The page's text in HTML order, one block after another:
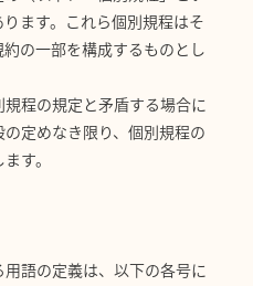
ます。これら個別規程はそ
の一部を構成するものとし
程の規定と矛盾する場合に
定めなき限り、個別規程の
す。
語の定義は、以下の各号に